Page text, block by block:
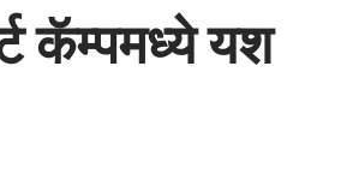
कॅम्पमध्ये यश